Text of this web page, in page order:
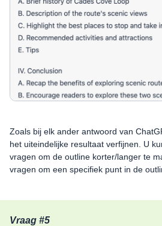
Zoals bij elk ander antwoord van
het uiteindelijke resultaat verfijnen. U
vragen om de outline korter/langer te
vragen om een specifiek punt in de
Vraag #5